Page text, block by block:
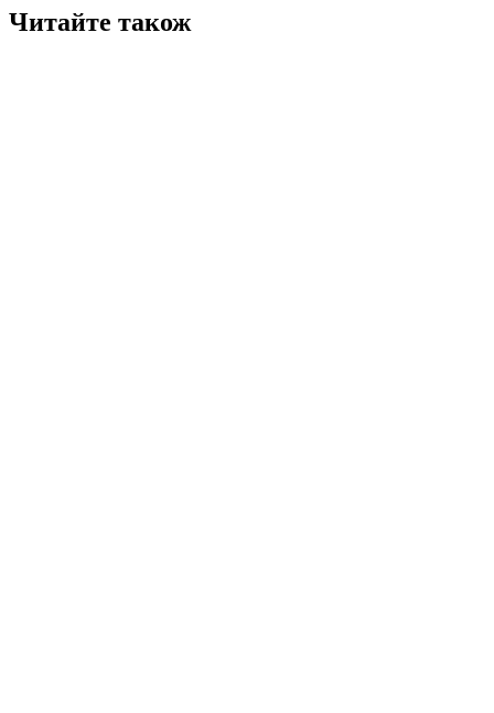
Читайте також